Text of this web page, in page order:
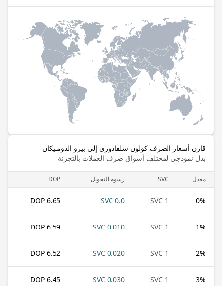
قارن أسعار الصرف كولون سلفادوري إلى بيزو الدومنيكان
بدل نموذجي لمختلف أسواق صرف العملات بالتجزئة
معدل SVC رسوم التحويل DOP
0%
1 SVC
0.0 SVC
6.65 DOP
1%
1 SVC
0.010 SVC
6.59 DOP
2%
1 SVC
0.020 SVC
6.52 DOP
3%
1 SVC
0.030 SVC
6.45 DOP